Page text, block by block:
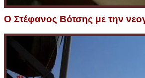
Ο Στέφανος Βότσης με την